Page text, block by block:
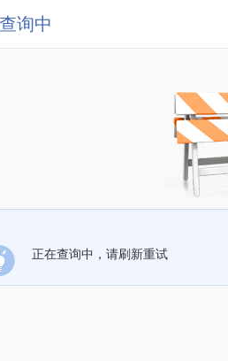
询中
正在查询中，请刷新重试